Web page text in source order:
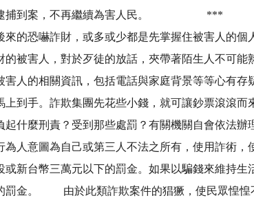
欺集團成員逮捕到案，不再繼續為害
的恐嚇詐財，或多或少都是先掌握住被害人的
被害人，對於歹徒的放話，夾帶著陌生人不可
人的相關資訊，包括電話與家庭背景等等心有
到手。詐欺集團先花些小錢，就可讓鈔票滾滾而
什麼刑責？受到那些處罰？有關機關自會依法
人意圖為自己或第三人不法之所有，使用詐術
新台幣三萬元以下的罰金。如果以騙錢來維持
罰金。 由於此類詐欺案件的猖獗，使民眾惶惶